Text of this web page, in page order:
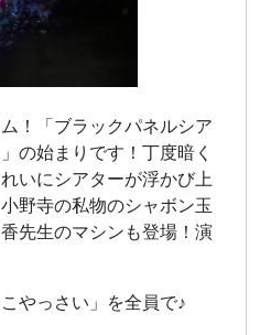
！「ブラックパネルシア
の始まりです！丁度暗く
いにシアターが浮かび上
野寺の私物のシャボン玉
先生のマシンも登場！演
やっさい」を全員で♪